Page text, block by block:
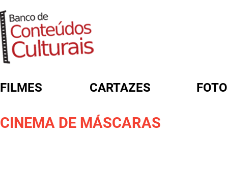
FILMES CARTAZES
CINEMA DE MÁSCARAS
FORMULÁRIO DE BUSCA